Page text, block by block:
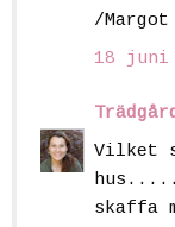
/Margot
18 juni
Vilket
skaffa